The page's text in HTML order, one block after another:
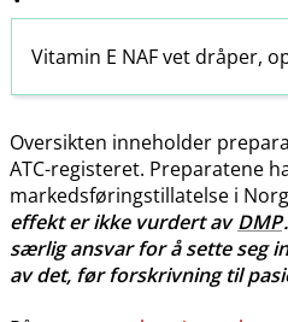
Vitamin E NAF vet dråper,
Oversikten inneholder
ATC-registeret. Preparatene
markedsføringstillatelse i
effekt er ikke vurdert avDMP
særlig ansvar for å sette seg
av det, før forskrivning til